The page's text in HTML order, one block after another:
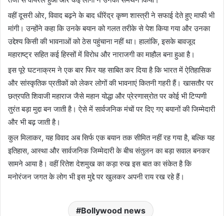
वहीं दूसरी ओर, विवाद बढ़ने के बाद धीरेंद्र कृष्ण शास्त्री ने सफाई देते हुए माफी भी
मांगी। उन्होंने कहा कि उनके बयान को गलत तरीके से पेश किया गया और उनका
उद्देश्य किसी की भावनाओं को ठेस पहुंचाना नहीं था। हालांकि, इसके बावजूद
महाराष्ट्र सहित कई हिस्सों में विरोध और नाराजगी का माहौल बना हुआ है।
इस पूरे घटनाक्रम ने एक बार फिर यह साबित कर दिया है कि भारत में ऐतिहासिक
और सांस्कृतिक प्रतीकों को लेकर लोगों की भावनाएं कितनी गहरी हैं। खासतौर पर
छत्रपति शिवाजी महाराज जैसे महान योद्धा और प्रेरणास्रोत पर कोई भी टिप्पणी
तुरंत बड़ा मुद्दा बन जाती है। ऐसे में सार्वजनिक मंचों पर दिए गए बयानों की जिम्मेदारी
और भी बढ़ जाती है।
कुल मिलाकर, यह विवाद अब सिर्फ एक बयान तक सीमित नहीं रह गया है, बल्कि यह
इतिहास, आस्था और सार्वजनिक जिम्मेदारी के बीच संतुलन का बड़ा सवाल बनकर
सामने आया है। वहीं रितेश देशमुख का कड़ा रुख इस बात का संकेत है कि
मनोरंजन जगत के लोग भी इस मुद्दे पर खुलकर अपनी राय रख रहे हैं।
Bollywood news